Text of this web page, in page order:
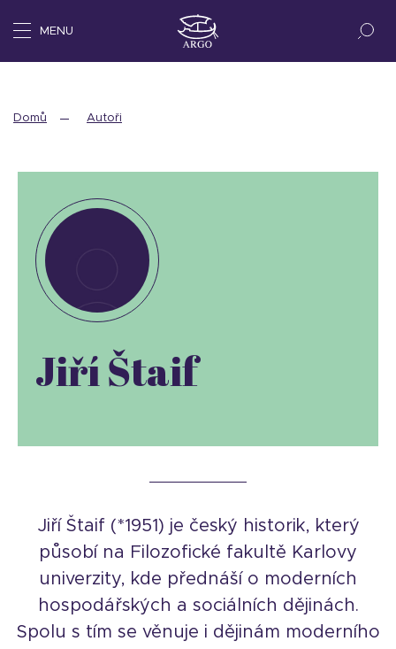
MENU
Domů Autoři
Jiří Štaif
Jiří Štaif (*1951) je český historik, který
působí na Filozofické fakultě Karlovy
univerzity, kde přednáší o moderních
hospodářských a sociálních dějinách.
Spolu s tím se věnuje i dějinám moderního